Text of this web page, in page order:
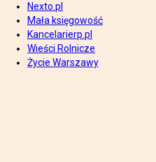
Nexto.pl
Mała księgowość
Kancelarierp.pl
Wieści Rolnicze
Życie Warszawy